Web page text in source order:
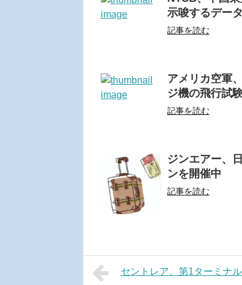
示唆するデー
記事を読む
アメリカ空軍
ジ機の飛行試
記事を読む
ジンエアー、
ンを開催中
記事を読む
セントレア、第1ターミナ